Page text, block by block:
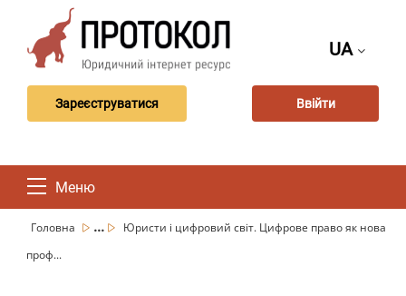
UA
Зареєструватися Ввійти
Меню
Головна ...
Юристи і цифровий світ. Цифрове право як нова
проф...